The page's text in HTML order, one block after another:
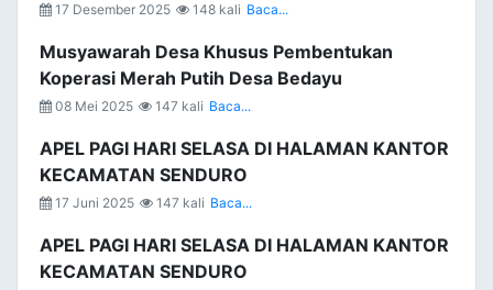
17 Desember 2025 148 kali Baca...
Musyawarah Desa Khusus Pembentukan
Koperasi Merah Putih Desa Bedayu
08 Mei 2025 147 kali Baca...
APEL PAGI HARI SELASA DI HALAMAN KANTOR
KECAMATAN SENDURO
17 Juni 2025 147 kali Baca...
APEL PAGI HARI SELASA DI HALAMAN KANTOR
KECAMATAN SENDURO